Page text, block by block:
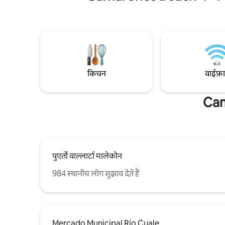
पेशकश की जाती है। यह प्रामाणिक तटीय मेक्सिको है
- एक आश्चर्यजनक सेटिंग में सभी आधुनिक
विलासिता। यह घर से दूर हमारा स्वर्ग और घर है, और
हम इसे अपने मेहमानों के साथ साझा करने में बहुत गर्व
ऊपर से तल तक! मैं ईमेल के ज़रिए हमेशा उपलब्ध
नौकरानी हमारी दर के एक हिस्से के रूप में दो बार
साप्ताहिक सफाई करती है, पूल/गार्डन सेवा हर दूसरे
दिन होती है, इसलिए मेहमानों के पास आमतौर पर
उनकी मदद करने और किसी भी आवश्यक तरीके से
बात करने के लिए कोई होता है। हमारे कर्मचारी कई
वल्लार्टा के दक्षिण तट पर है, जो बैंडरस बे के बगल में
कस्टम
वायार्ता
किचन
पुएर्तो वाल्लार्टा मालेकोन
984 स्थानीय लोग सुझाव देते हैं